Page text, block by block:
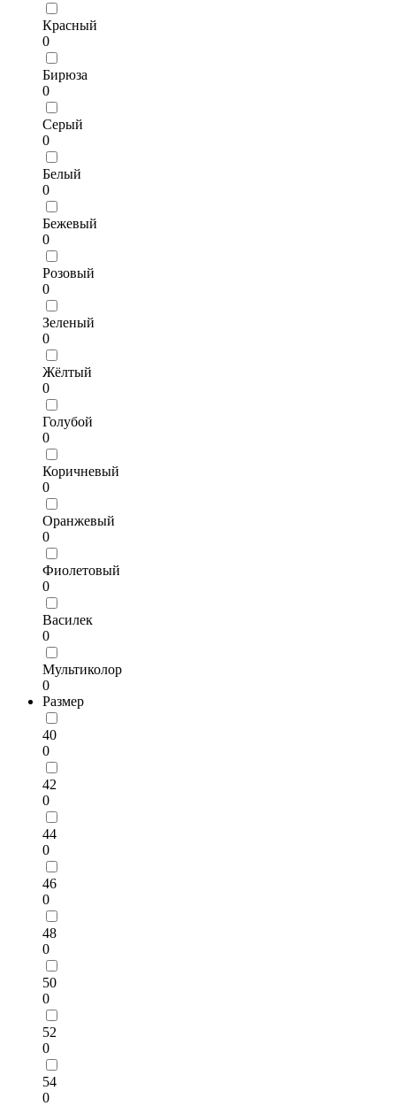
Красный
0
Бирюза
0
Серый
0
Белый
0
Бежевый
0
Розовый
0
Зеленый
0
Жёлтый
0
Голубой
0
Коричневый
0
Оранжевый
0
Фиолетовый
0
Василек
0
Мультиколор
0
Размер
40
0
42
0
44
0
46
0
48
0
50
0
52
0
54
0